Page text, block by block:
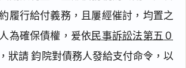
履行給付義務，且屢經催討，均置之
為確保債權，爰依民事訴訟法第五０
狀請 鈞院對債務人發給支付命令，以